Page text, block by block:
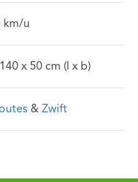
km/u
x 50 cm (l x b)
& Zwift